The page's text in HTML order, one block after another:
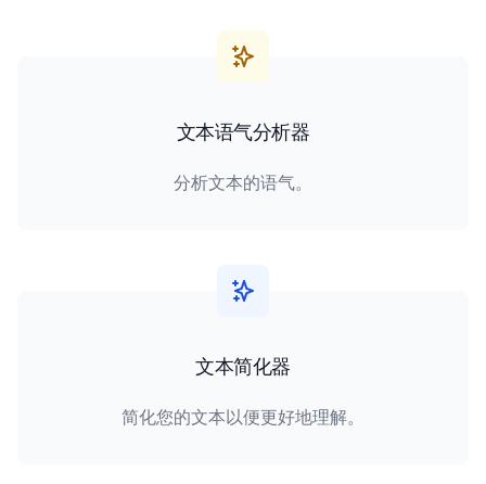
文本语气分析器
分析文本的语气。
文本简化器
简化您的文本以便更好地理解。